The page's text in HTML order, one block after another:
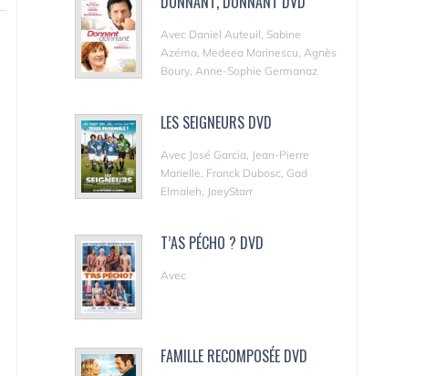
Avec Daniel Auteuil, Sabine
Azéma, Medeea Marinescu, Agnès
Boury, Anne-Sophie Germanaz
LES SEIGNEURS DVD
Avec José Garcia, Jean-Pierre
Marielle, Franck Dubosc, Gad
Elmaleh, JoeyStarr
T’AS PÉCHO ? DVD
Avec
FAMILLE RECOMPOSÉE DVD